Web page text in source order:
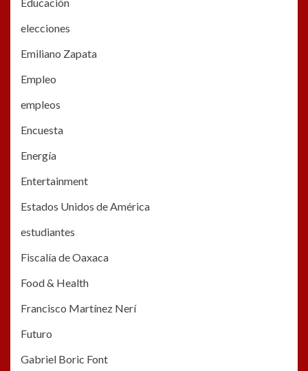
elecciones
Emiliano Zapata
Empleo
empleos
Encuesta
Energía
Entertainment
Estados Unidos de América
estudiantes
Fiscalía de Oaxaca
Food & Health
Francisco Martínez Nerí
Futuro
Gabriel Boric Font